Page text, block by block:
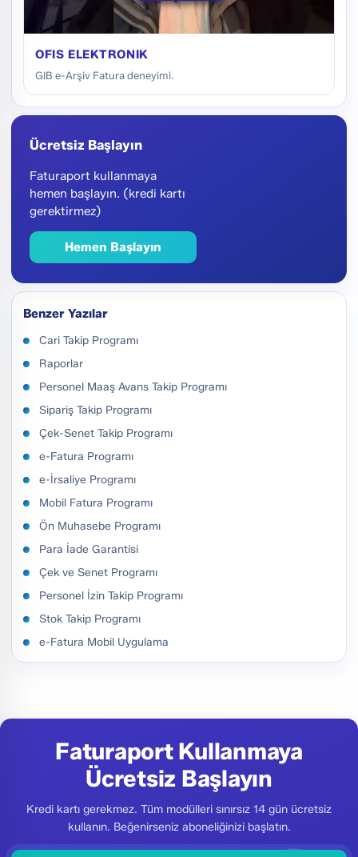
OFIS ELEKTRONIK
GIB e-Arşiv Fatura deneyimi.
Ücretsiz Başlayın
Faturaport kullanmaya
hemen başlayın. (kredi kartı
gerektirmez)
Hemen Başlayın
Benzer Yazılar
Cari Takip Programı
Raporlar
Personel Maaş Avans Takip Programı
Sipariş Takip Programı
Çek-Senet Takip Programı
e-Fatura Programı
e-İrsaliye Programı
Mobil Fatura Programı
Ön Muhasebe Programı
Para İade Garantisi
Çek ve Senet Programı
Personel İzin Takip Programı
Stok Takip Programı
e-Fatura Mobil Uygulama
Faturaport Kullanmaya
Ücretsiz Başlayın
Kredi kartı gerekmez. Tüm modülleri sınırsız 14 gün ücretsiz
kullanın. Beğenirseniz aboneliğinizi başlatın.